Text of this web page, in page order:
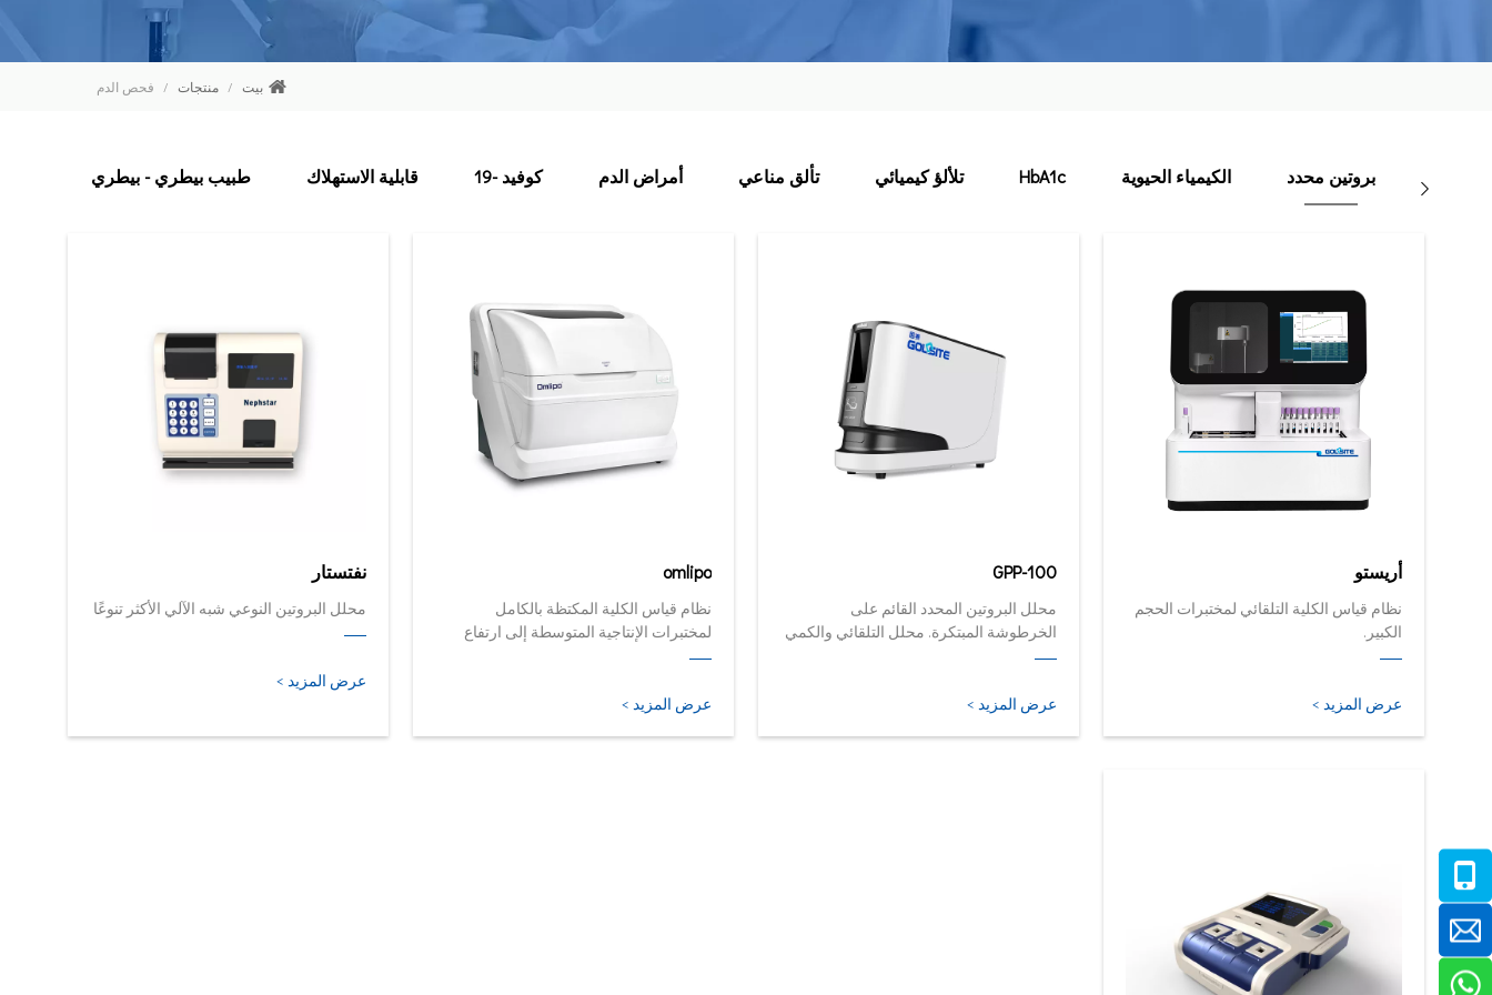
بيت / منتجات / فحص الدم
بروتين محدد الكيمياء الحيوية HbA1c تلألؤ كيميائي تألق مناعي أمراض الدم كوفيد -19 قابلية الاستهلاك طبيب بيطري - بيطري
أريستو
نظام قياس الكلية التلقائي لمختبرات الحجم
الكبير.
عرض المزيد >
GPP-100
محلل البروتين المحدد القائم على
الخرطوشة المبتكرة. محلل التلقائي والكمي
الآن في أصغر وأذكى أشكاله.
عرض المزيد >
omlipo
نظام قياس الكلية المكتظة بالكامل
لمختبرات الإنتاجية المتوسطة إلى ارتفاع
حجمها.
عرض المزيد >
نفتستار
محلل البروتين النوعي شبه الآلي الأكثر تنوعًا
عرض المزيد >